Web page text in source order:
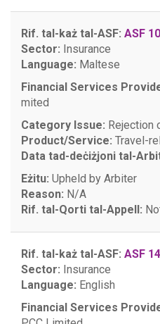
Rif. tal-każ tal-ASF: ASF
Sector: Insurance
Language: Maltese
Financial Services
mited
Category Issue: Rejection
Product/Service: Travel-
Data tad-deċiżjoni tal-
Eżitu: Upheld by Arbiter
Reason: N/A
Rif. tal-Qorti tal-Appell:
Rif. tal-każ tal-ASF: ASF
Sector: Insurance
Language: English
Financial Services